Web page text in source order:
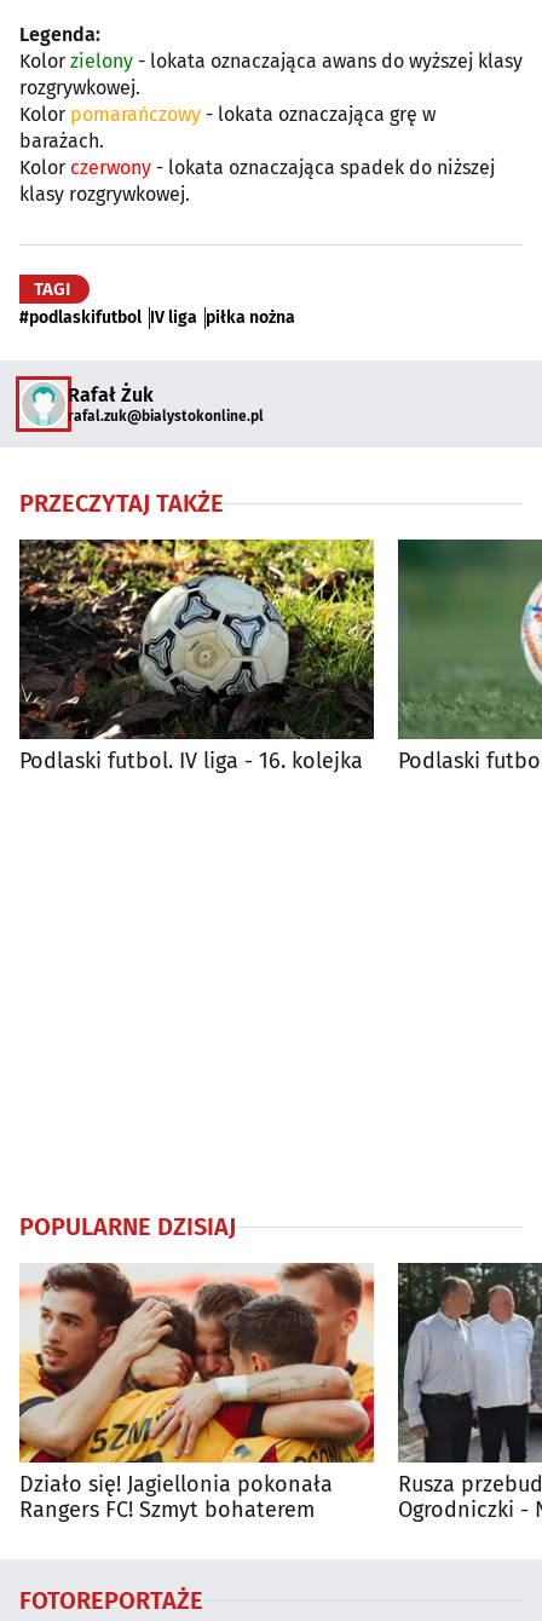
Legenda:
Kolor zielony - lokata oznaczająca awans do wyższej klasy
rozgrywkowej.
Kolor pomarańczowy - lokata oznaczająca grę w
barażach.
Kolor czerwony - lokata oznaczająca spadek do niższej
klasy rozgrywkowej.
TAGI
#podlaskifutbol IV liga piłka nożna
Rafał Żuk
rafal.zuk@bialystokonline.pl
PRZECZYTAJ TAKŻE
Podlaski futbol. IV liga - 16. kolejka Podlaski
POPULARNE DZISIAJ
Działo się! Jagiellonia pokonała
Rangers FC! Szmyt bohaterem
Rusza
Ogrodniczki -
FOTOREPORTAŻE